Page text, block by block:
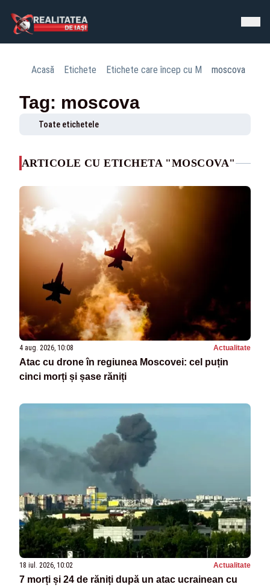
Acasă Etichete Etichete care încep cu M moscova
Tag: moscova
Toate etichetele
ARTICOLE CU ETICHETA "MOSCOVA"
4 aug. 2026, 10:08 Actualitate
Atac cu drone în regiunea Moscovei: cel puțin
cinci morți și șase răniți
18 iul. 2026, 10:02 Actualitate
7 morți și 24 de răniți după un atac ucrainean cu